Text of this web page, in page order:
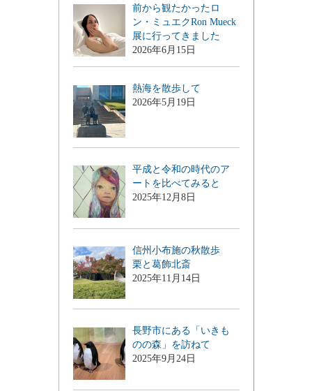
前から観たかったロ
ン・ミュエクRon Mueck
展に行ってきました
2026年6月15日
熱海を散歩して
2026年5月19日
平成と令和の時代のア
ートを比べてみると
2025年12月8日
信州小布施の秋散歩
栗と葛飾北斎
2025年11月14日
長野市にある「いきも
のの森」を訪ねて
2025年9月24日